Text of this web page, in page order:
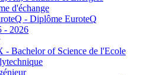
d'échange
- Diplôme EuroteQ
- 2026
- Bachelor of Science de l'Ecole